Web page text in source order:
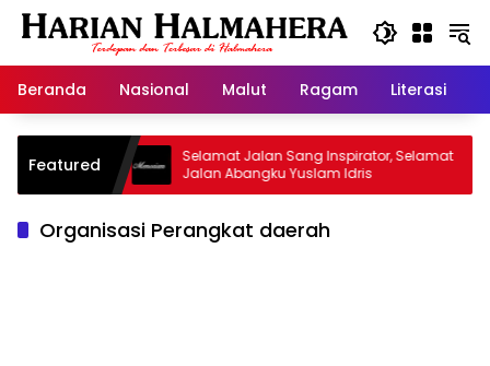
Langsung
Beranda
Nasional Malut Ragam Literasi
Featured
Warisan
Selamat Jalan Sang Inspirator, Selamat
Jalan Abangku Yuslam Idris
Organisasi Perangkat daerah